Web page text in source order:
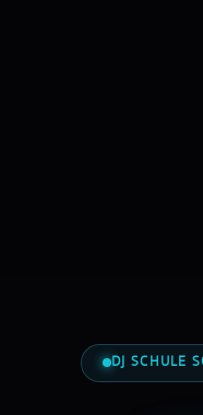
DJ SCHULE